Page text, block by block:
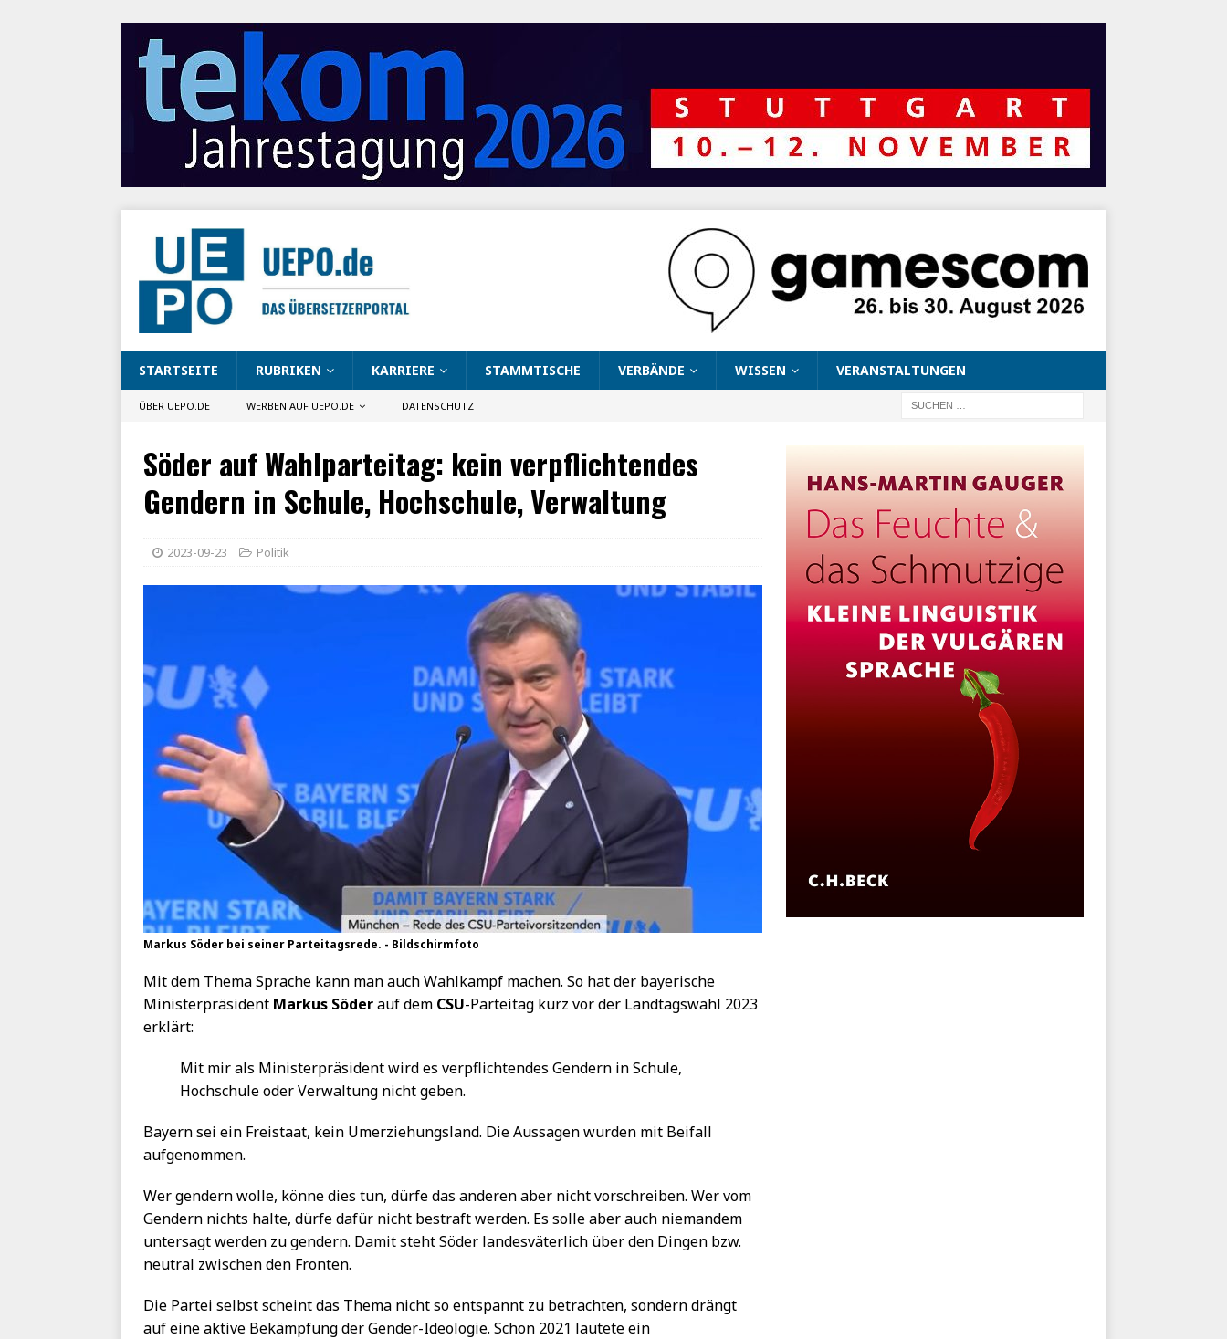
STARTSEITE RUBRIKEN KARRIERE STAMMTISCHE VERBÄNDE WISSEN VERANSTALTUNGEN
ÜBER UEPO.DE WERBEN AUF UEPO.DE DATENSCHUTZ
Söder auf Wahlparteitag: kein verpflichtendes
Gendern in Schule, Hochschule, Verwaltung
2023-09-23 Politik
Markus Söder bei seiner Parteitagsrede. - Bildschirmfoto
Mit dem Thema Sprache kann man auch Wahlkampf machen. So hat der bayerische
Ministerpräsident Markus Söderauf dem CSU-Parteitag kurz vor der Landtagswahl 2023
erklärt:
Mit mir als Ministerpräsident wird es verpflichtendes Gendern in Schule,
Hochschule oder Verwaltung nicht geben.
Bayern sei ein Freistaat, kein Umerziehungsland. Die Aussagen wurden mit Beifall
aufgenommen.
Wer gendern wolle, könne dies tun, dürfe das anderen aber nicht vorschreiben. Wer vom
Gendern nichts halte, dürfe dafür nicht bestraft werden. Es solle aber auch niemandem
untersagt werden zu gendern. Damit steht Söder landesväterlich über den Dingen bzw.
neutral zwischen den Fronten.
Die Partei selbst scheint das Thema nicht so entspannt zu betrachten, sondern drängt
auf eine aktive Bekämpfung der Gender-Ideologie. Schon 2021 lautete ein